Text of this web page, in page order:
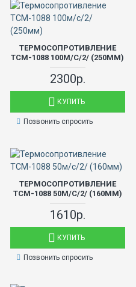
ТЕРМОСОПРОТИВЛЕНИЕ
ТСМ-1088 100М/С/2/ (250ММ)
2300р.
КУПИТЬ
Позвонить спросить
ТЕРМОСОПРОТИВЛЕНИЕ
ТСМ-1088 50М/С/2/ (160ММ)
1610р.
КУПИТЬ
Позвонить спросить